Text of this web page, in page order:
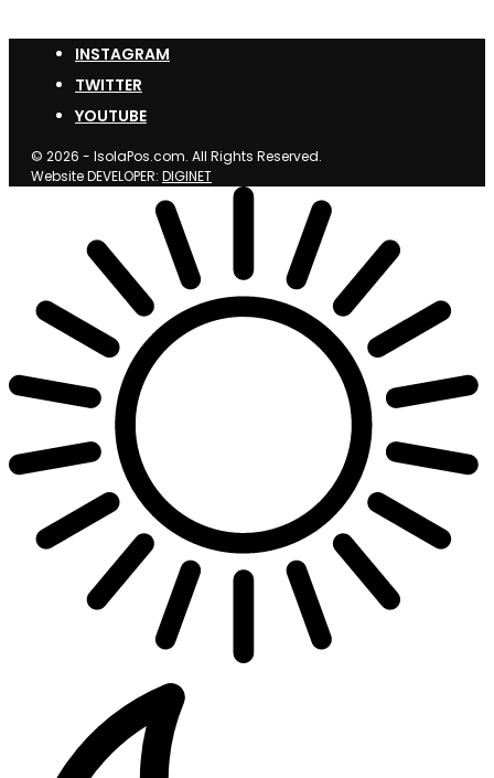
INSTAGRAM
TWITTER
YOUTUBE
© 2026 - IsolaPos.com. All Rights Reserved.
Website DEVELOPER: DIGINET